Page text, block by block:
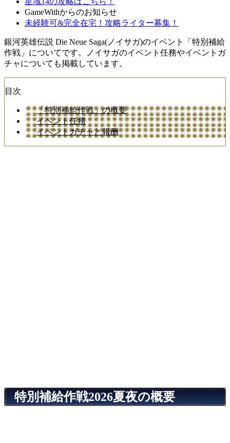
GameWithからのお知らせ
未経験可&完全在宅！攻略ライター募集！
銀河英雄伝説 Die Neue Saga(ノイサガ)のイベント「特別補給
作戦」についてです。ノイサガのイベント任務やイベントガ
チャについても掲載しています。
目次
「特別補給作戦」の概要
イベント任務
イベントガチャと報酬
特別補給作戦2026夏夜の概要